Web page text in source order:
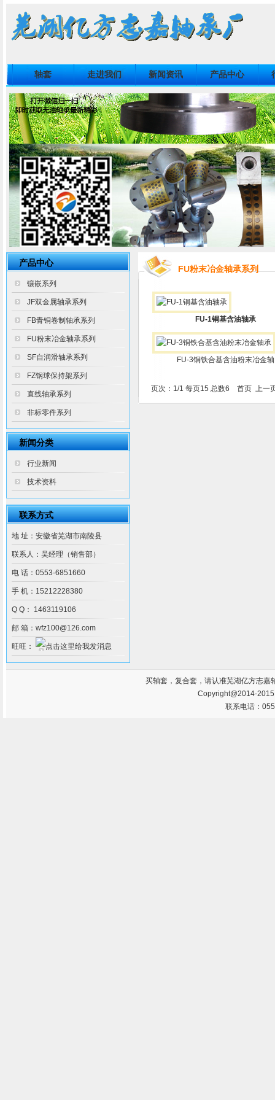
轴套 走进我们 新闻资讯 产品中心
产品中心
镶嵌系列
JF双金属轴承系列
FB青铜卷制轴承系列
FU粉末冶金轴承系列
SF自润滑轴承系列
FZ钢球保持架系列
直线轴承系列
非标零件系列
新闻分类
行业新闻
技术资料
联系方式
地 址：安徽省芜湖市南陵县
联系人：吴经理（销售部）
电 话：0553-6851660
手 机：15212228380
Q Q： 1463119106
邮 箱：wfz100@126.com
旺旺：
FU粉末冶金轴承系列
FU-1铜基含油轴承
FU-3铜铁合基含油粉末冶金轴
页次：1/1 每页15 总数6 首页 上
买轴套 ， 复合套 ，请认准芜湖亿方志嘉
Copyright@2014-
联系电话：